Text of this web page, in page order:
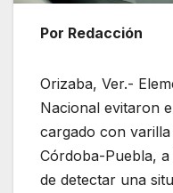
Por Redacción
Orizaba, Ver.-
Nacional evitaron
cargado con
Córdoba-Puebla,
de detectar una